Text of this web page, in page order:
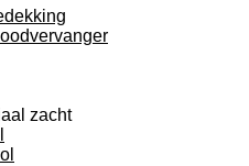
zacht